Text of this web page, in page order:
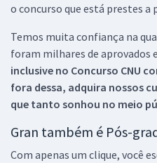
o concurso que está prestes a
Temos muita confiança na
foram milhares de aprovados
inclusive no Concurso CNU
fora dessa, adquira nossos
que tanto sonhou no meio
Gran também é Pós-
Com apenas um clique, você